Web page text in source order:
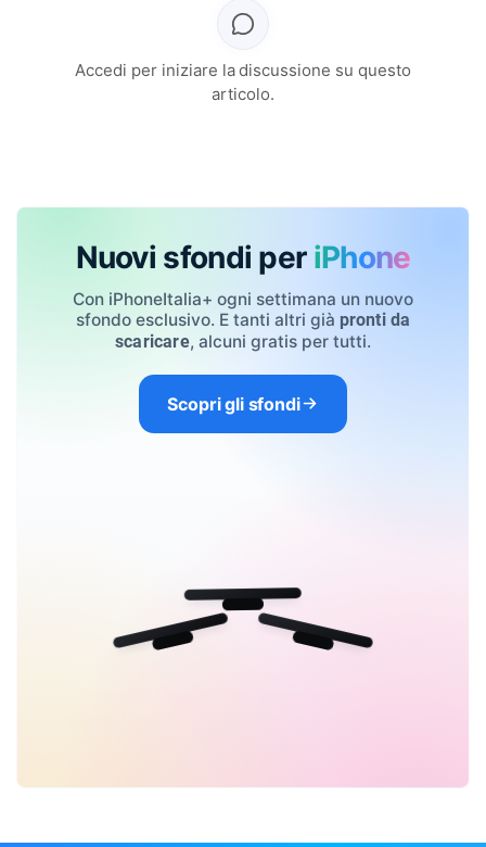
Accedi per iniziare la discussione su questo
articolo.
Nuovi sfondi per iPhone
Con iPhoneItalia+ ogni settimana un nuovo
sfondo esclusivo. E tanti altri già pronti da
scaricare, alcuni gratis per tutti.
Scopri gli sfondi